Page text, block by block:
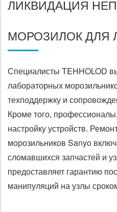
ЛИКВИДАЦИЯ
МОРОЗИЛОК ДЛЯ
Специалисты TEHHOLOD
лабораторных
техподдержку и
Кроме того,
настройку устройств.
морозильников Sanyo
сломавшихся запчастей и
предоставляет гарантию
манипуляций на узлы